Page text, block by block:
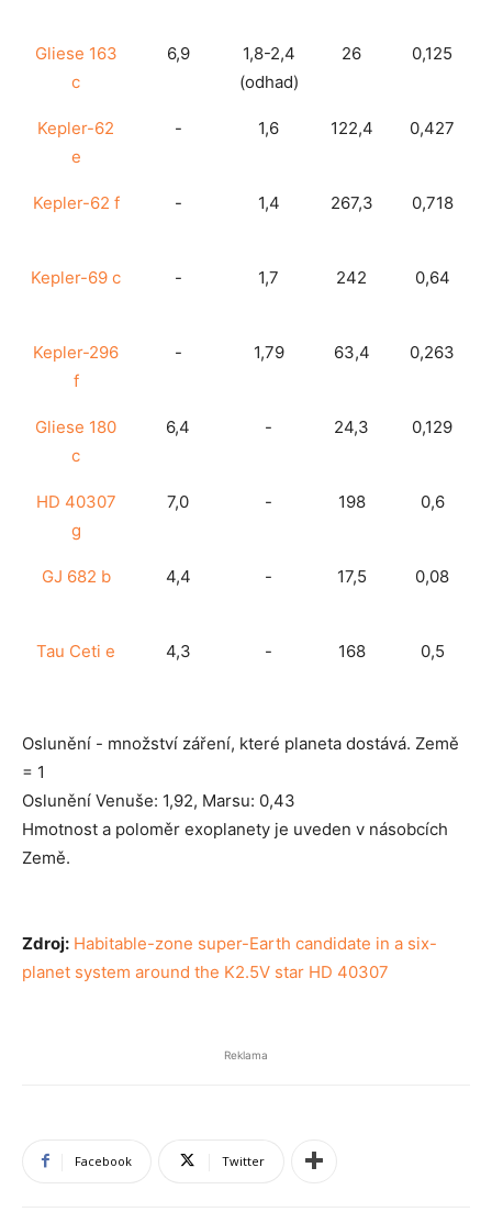
Gliese 163
c
6,9
1,8-2,4
(odhad)
26 0,125
Kepler-62
e
- 1,6 122,4 0,427
Kepler-62 f - 1,4 267,3 0,718
Kepler-69 c - 1,7 242 0,64
Kepler-296
f
- 1,79 63,4 0,263
Gliese 180
c
6,4 - 24,3 0,129
HD 40307
g
7,0 - 198 0,6
GJ 682 b 4,4 - 17,5 0,08
Tau Ceti e 4,3 - 168 0,5
Oslunění - množství záření, které planeta dostává. Země
= 1
Oslunění Venuše: 1,92, Marsu: 0,43
Hmotnost a poloměr exoplanety je uveden v násobcích
Země.
Zdroj: Habitable-zone super-Earth candidate in a six-
planet system around the K2.5V star HD 40307
Reklama
Facebook Twitter